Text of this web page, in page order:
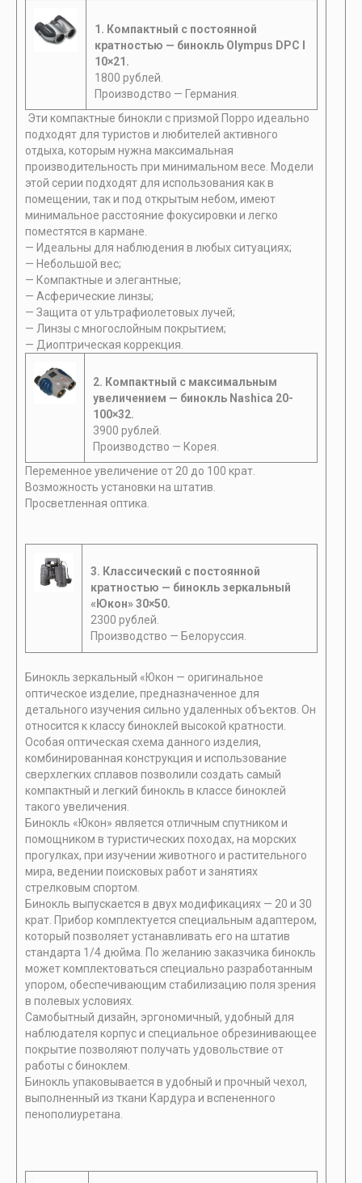
1. Компактный с постоянной
кратностью — бинокль Olympus DPC I
10×21.
1800 рублей.
Производство — Германия.
Эти компактные бинокли с призмой Порро идеально
подходят для туристов и любителей активного
отдыха, которым нужна максимальная
производительность при минимальном весе. Модели
этой серии подходят для использования как в
помещении, так и под открытым небом, имеют
минимальное расстояние фокусировки и легко
поместятся в кармане.
— Идеальны для наблюдения в любых ситуациях;
— Небольшой вес;
— Компактные и элегантные;
— Асферические линзы;
— Защита от ультрафиолетовых лучей;
— Линзы с многослойным покрытием;
— Диоптрическая коррекция.
2. Компактный с максимальным
увеличением — бинокль Nashica 20-
100×32.
3900 рублей.
Производство — Корея.
Переменное увеличение от 20 до 100 крат.
Возможность установки на штатив.
Просветленная оптика.
3. Классический с постоянной
кратностью — бинокль зеркальный
«Юкон» 30×50.
2300 рублей.
Производство — Белоруссия.
Бинокль зеркальный «Юкон — оригинальное
оптическое изделие, предназначенное для
детального изучения сильно удаленных объектов. Он
относится к классу биноклей высокой кратности.
Особая оптическая схема данного изделия,
комбинированная конструкция и использование
сверхлегких сплавов позволили создать самый
компактный и легкий бинокль в классе биноклей
такого увеличения.
Бинокль «Юкон» является отличным спутником и
помощником в туристических походах, на морских
прогулках, при изучении животного и растительного
мира, ведении поисковых работ и занятиях
стрелковым спортом.
Бинокль выпускается в двух модификациях — 20 и 30
крат. Прибор комплектуется специальным адаптером,
который позволяет устанавливать его на штатив
стандарта 1/4 дюйма. По желанию заказчика бинокль
может комплектоваться специально разработанным
упором, обеспечивающим стабилизацию поля зрения
в полевых условиях.
Самобытный дизайн, эргономичный, удобный для
наблюдателя корпус и специальное обрезинивающее
покрытие позволяют получать удовольствие от
работы с биноклем.
Бинокль упаковывается в удобный и прочный чехол,
выполненный из ткани Кардура и вспененного
пенополиуретана.